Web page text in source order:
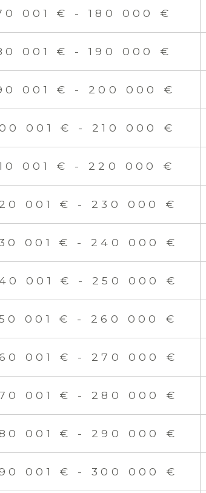
001 € - 180 000 €
001 € - 190 000 €
001 € - 200 000 €
001 € - 210 000 €
001 € - 220 000 €
001 € - 230 000 €
001 € - 240 000 €
001 € - 250 000 €
001 € - 260 000 €
001 € - 270 000 €
001 € - 280 000 €
001 € - 290 000 €
001 € - 300 000 €